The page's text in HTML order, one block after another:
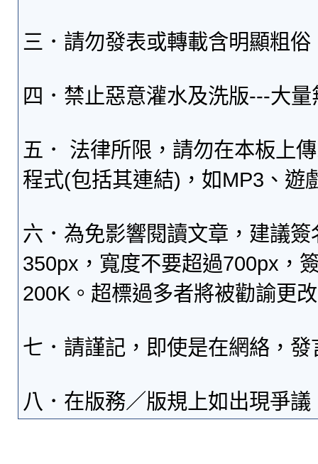
三．請勿發表或轉載含明顯粗
四．禁止惡意灌水及洗版---大
五． 法律所限，請勿在本板上
程式(包括其連結)，如MP3、遊
六．為免影響閱讀文章，建議
350px，寬度不要超過700px，
200K。超標過多者將被勸諭更
七．請謹記，即使是在網絡，
八．在版務／版規上如出現爭